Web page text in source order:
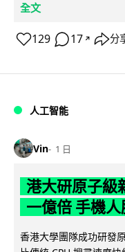
全文
129 17 ↗ 分
人工智能
Vin 1 日
港大研原子級
一億倍 手機
香港大學團隊成功研發